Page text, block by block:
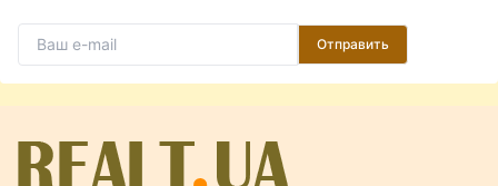
Отправить